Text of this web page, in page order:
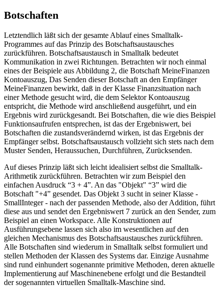
Botschaften
Letztendlich läßt sich der gesamte Ablauf eines Smalltalk-
Programmes auf das Prinzip des Botschaftsaustausches
zurückführen. Botschaftsaustausch in Smalltalk bedeutet
Kommunikation in zwei Richtungen. Betrachten wir noch einmal
eines der Beispiele aus Abbildung 2, die Botschaft MeineFinanzen
Kontoauszug, Das Senden dieser Botschaft an den Empfänger
MeineFinanzen bewirkt, daß in der Klasse Finanzsituation nach
einer Methode gesucht wird, die dem Selektor Kontoauszug
entspricht, die Methode wird anschließend ausgeführt, und ein
Ergebnis wird zurückgesandt. Bei Botschaften, die wie dies Beispiel
Funktionsaufrufen entsprechen, ist das der Ergebniswert, bei
Botschaften die zustandsverändernd wirken, ist das Ergebnis der
Empfänger selbst. Botschaftsaustausch vollzieht sich stets nach dem
Muster Senden, Heraussuchen, Durchführen, Zurücksenden.
Auf dieses Prinzip läßt sich leicht idealisiert selbst die Smalltalk-
Arithmetik zurückführen. Betrachten wir zum Beispiel den
einfachen Ausdruck “3 + 4”. An das "Objekt" “3” wird die
Botschaft "+4” gesendet. Das Objekt 3 sucht in seiner Klasse -
SmallInteger - nach der passenden Methode, also der Addition, führt
diese aus und sendet den Ergebniswert 7 zurück an den Sender, zum
Beispiel an einen Workspace. Alle Konstruktionen auf
Ausführungsebene lassen sich also im wesentlichen auf den
gleichen Mechanismus des Botschaftsaustausches zurückführen.
Alle Botschaften sind wiederum in Smalltalk selbst formuliert und
stellen Methoden der Klassen des Systems dar. Einzige Ausnahme
sind rund einhundert sogenannte primitive Methoden, deren aktuelle
Implementierung auf Maschinenebene erfolgt und die Bestandteil
der sogenannten virtuellen Smalltalk-Maschine sind.